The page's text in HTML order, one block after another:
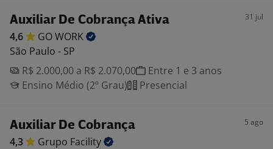
Auxiliar De Cobrança Ativa 31 jul
4,6 GOWORK
São Paulo - SP
R$ 2.000,00 a R$ 2.070,00
Entre 1 e 3 anos
Ensino Médio (2º Grau)
Presencial
Auxiliar De Cobrança 5 ago
4,3 Grupo Facility